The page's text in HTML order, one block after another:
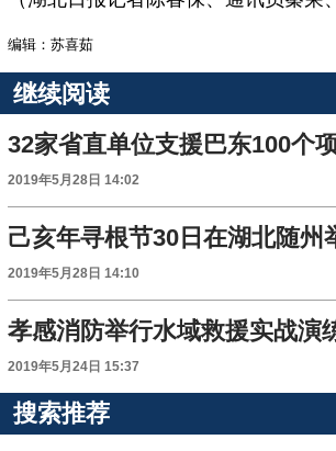
编辑：苏喜茹
继续阅读
32家省直单位支援巴东100个
2019年5月28日 14:02
己亥年寻根节30日在湖北随州
2019年5月28日 14:10
孝感消防举行水域救援实战演
2019年5月24日 15:37
搜索推荐